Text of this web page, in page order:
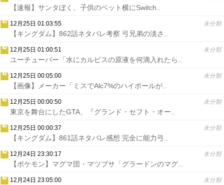
【速報】サンタぼく、子供のベット横にSwitch..
12月25日 01:03:55 未分類
【キングダム】862話ネタバレ考察 弓兄弟の淡さ..
12月25日 01:00:51 未分類
ユーチューバー「水にカルピスの原液を何滴入れたら..
12月25日 00:05:00 未分類
【画像】メーカー「ミスでAlc7%のハイボールが..
12月25日 00:00:50 未分類
東京を舞台にしたGTA、『グランド・セフト・オー..
12月25日 00:00:37 未分類
【キングダム】861話ネタバレ感想 完全に能力弓..
12月24日 23:30:17 未分類
【ポケモン】マグマ団・マツブサ「グラードンのマグ..
12月24日 23:05:00 未分類